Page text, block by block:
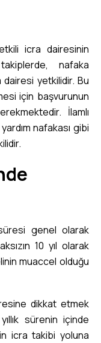
icra dairesinin
nafaka
yetkilidir. Bu
için başvurunun
İlamlı
nafakası gibi
genel olarak
10 yıl olarak
muaccel olduğu
dikkat etmek
sürenin içinde
icra takibi yoluna